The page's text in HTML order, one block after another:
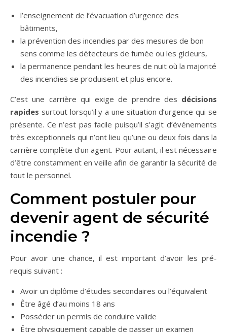
l’enseignement de l’évacuation d’urgence des
bâtiments,
la prévention des incendies par des mesures de bon
sens comme les détecteurs de fumée ou les gicleurs,
la permanence pendant les heures de nuit où la majorité
des incendies se produisent et plus encore.
C’est une carrière qui exige de prendre des décisions
rapides surtout lorsqu’il y a une situation d’urgence qui se
présente. Ce n’est pas facile puisqu’il s’agit d’événements
très exceptionnels qui n’ont lieu qu’une ou deux fois dans la
carrière complète d’un agent. Pour autant, il est nécessaire
d’être constamment en veille afin de garantir la sécurité de
tout le personnel.
Comment postuler pour
devenir agent de sécurité
incendie ?
Pour avoir une chance, il est important d’avoir les pré-
requis suivant :
Avoir un diplôme d’études secondaires ou l’équivalent
Être âgé d’au moins 18 ans
Posséder un permis de conduire valide
Être physiquement capable de passer un examen